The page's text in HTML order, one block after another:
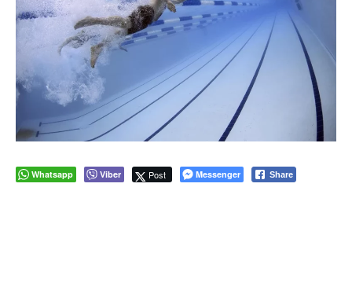
Whatsapp Viber Post Messenger Share